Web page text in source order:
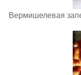
Вермишелевая